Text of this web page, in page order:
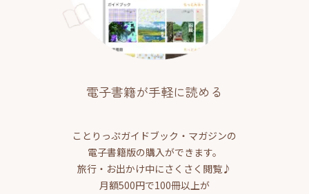
電子書籍が手軽に読める
ことりっぷガイドブック・マガジンの
電子書籍版の購入ができます。
旅行・お出かけ中にさくさく閲覧♪
月額500円で100冊以上が